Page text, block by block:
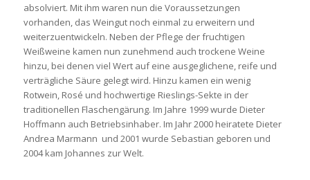
absolviert. Mit ihm waren nun die Voraussetzungen
vorhanden, das Weingut noch einmal zu erweitern und
weiterzuentwickeln. Neben der Pflege der fruchtigen
Weißweine kamen nun zunehmend auch trockene Weine
hinzu, bei denen viel Wert auf eine ausgeglichene, reife und
verträgliche Säure gelegt wird. Hinzu kamen ein wenig
Rotwein, Rosé und hochwertige Rieslings-Sekte in der
traditionellen Flaschengärung. Im Jahre 1999 wurde Dieter
Hoffmann auch Betriebsinhaber. Im Jahr 2000 heiratete Dieter
Andrea Marmann und 2001 wurde Sebastian geboren und
2004 kam Johannes zur Welt.